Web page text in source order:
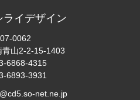
ライデザイン
0062
青山2-2-15-1403
6868-4315
6893-3931
net.ne.jp